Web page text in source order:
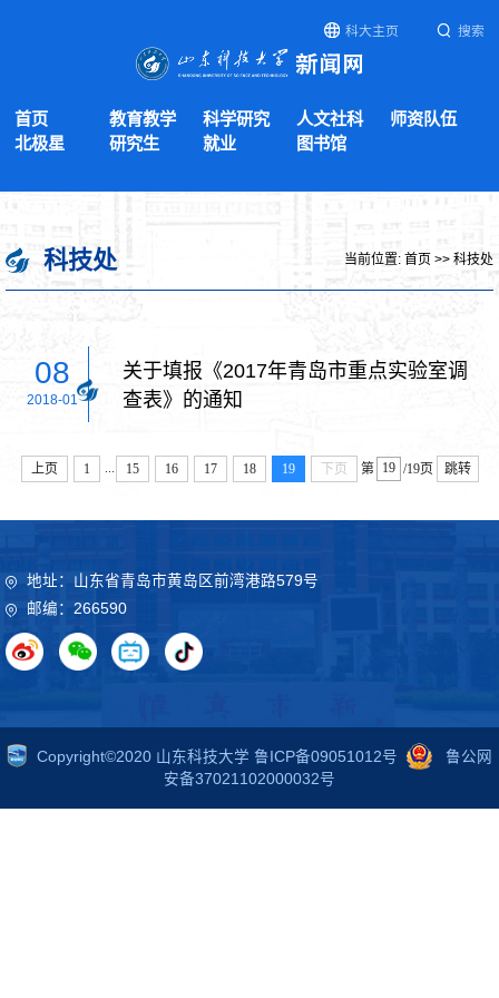
科大主页 搜索
首页 教育教学 科学研究 人文社科
师资队伍
北极星
研究生 就业 图书馆
科技处 当前位置: 首页 >> 科技处
08
2018-01
关于填报《2017年青岛市重点实验室调
查表》的通知
上页 1 15 16 17 18 19 下页 第 /19页 跳转
地址：山东省青岛市黄岛区前湾港路579号
邮编：266590
Copyright©2020 山东科技大学 鲁ICP备09051012号
鲁公网
安备37021102000032号